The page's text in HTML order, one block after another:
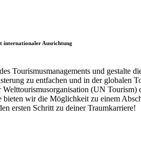
internationaler Ausrichtung
Tourismusmanagements und
zu entfachen und in der globalen
(UN
wir die Möglichkeit zu einem
ersten Schritt zu deiner Traumkarriere!